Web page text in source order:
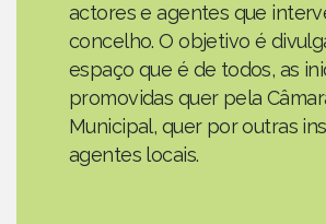
actores e agentes que
concelho. O objetivo é
espaço que é de todos, as
promovidas quer pela
Municipal, quer por outras
agentes locais.